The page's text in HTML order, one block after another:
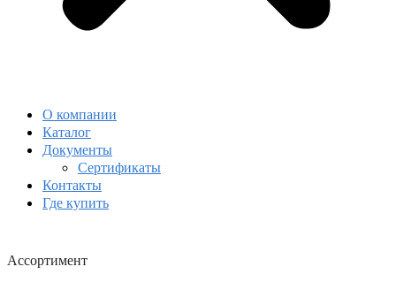
О компании
Каталог
Документы
Сертификаты
Контакты
Где купить
Ассортимент